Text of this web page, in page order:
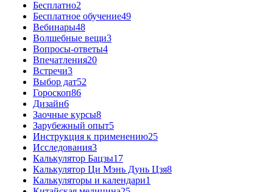
Бесплатно2
Бесплатное обучение49
Вебинары48
Волшебные вещи3
Вопросы-ответы4
Впечатления20
Встречи3
Выбор дат52
Гороскоп86
Дизайн6
Заочные курсы8
Зарубежный опыт5
Инструкция к применению25
Исследования3
Калькулятор Бацзы17
Калькулятор Ци Мэнь Дунь Цзя8
Калькуляторы и календари1